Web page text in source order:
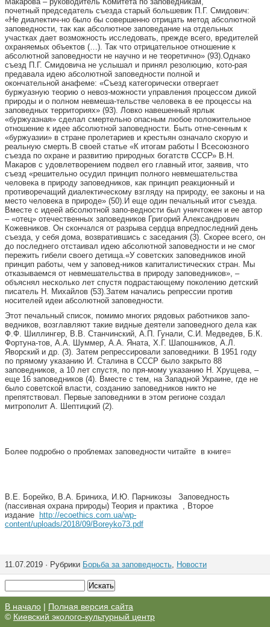
почетный председатель съезда старый большевик П.Г. Смидович:
«Не диалектич-но было бы совершенно отрицать метод абсолютной
заповедности, так как абсолютное заповедание на отдельных
участках дает возможность исследовать, прежде всего, вредителей
охраняемых объектов (…). Так что отрицательное отношение к
абсолютной заповедности не научно и не теоретично» (93).Однако
съезд П.Г. Смидовича не услышал и принял резолюцию, кото-рая
предавала идею абсолютной заповедности полной и
окончательной анафеме: «Съезд категорически отвергает
буржуазную теорию о невоз-можности управления процессом дикой
природы и о полном невмеша-тельстве человека в ее процессы на
заповедных территориях» (93). Ловко навешенный ярлык
«буржуазная» сделал смертельно опасным любое положительное
отношение к идее абсолютной заповедности. Быть отне-сенным к
«буржуазии» в стране пролетариев и крестьян означало скорую и
реальную смерть.В своей статье «К итогам работы I Всесоюзного
съезда по охране и развитию природных богатств СССР» В.Н.
Макаров с удовлетворением подвел его главный итог, заявив, что
съезд «решительно осудил принцип полного невмешательства
человека в природу заповедников, как принцип реакционный и
противоречащий диалектическому взгляду на природу, ее законы и на
место человека в природе» (50).И еще один печальный итог съезда.
Вместе с идеей абсолютной запо-ведности был уничтожен и ее автор
– «отец» отечественных заповедников Григорий Александрович
Кожевников. Он скончался от разрыва сердца впредпоследний день
съезда, у себя дома, возвратившись с заседания (3). Скорее всего, он
до последнего отстаивал идею абсолютной заповедности и не смог
пережить гибели своего детища.«У советских заповедников иной
принцип работы, чем у заповед-ников капиталистических стран. Мы
отказываемся от невмешательства в природу заповедников», –
объяснял несколько лет спустя подрастающему поколению детский
писатель Н. Михайлов (53).Затем начались репрессии против
носителей идеи абсолютной заповедности.
Этот печальный список, помимо многих рядовых работников запо-
ведников, возглавляют такие видные деятели заповедного дела как
Ф.Ф. Шиллингер, В.В. Станчинский, А.П. Гунали, С.И. Медведев, Б.К.
Фортуна-тов, A.A. Шуммер, A.A. Яната, Х.Г. Шапошников, А.Л.
Яворский и др. (3). Затем репрессировали заповедники. В 1951 году
по прямому указанию И. Сталина в СССР было закрыто 88
заповедников, а 10 лет спустя, по пря-мому указанию Н. Хрущева, –
еще 16 заповедников (4). Вместе с тем, на Западной Украине, где не
было советской власти, созданию заповедников никто не
препятствовал. Первые заповедники в этом регионе создал
митрополит А. Шептицкий (2).
Более подробно о проблемах заповедности читайте в книге=
В.Е. Борейко, В.А. Бриниха, И.Ю. Парникозы Заповедность
(пассивная охрана природы) Теория и практика , Второе
издание
http://ecoethics.com.ua/wp-
content/uploads/2018/09/Boreyko73.pdf
11.07.2019 · Рубрики Борьба за заповедность, Новости
В начало | Полная версия сайта
© Киевский эколого-культурный центр